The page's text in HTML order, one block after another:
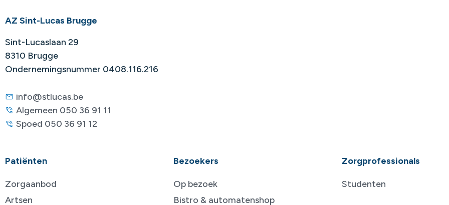
AZ Sint-Lucas Brugge
Sint-Lucaslaan 29
8310 Brugge
Ondernemingsnummer 0408.116.216
info@stlucas.be
Algemeen 050 36 91 11
Spoed 050 36 91 12
Patiënten
Zorgaanbod
Artsen
Bezoekers
Op bezoek
Bistro & automatenshop
Zorgprofessionals
Studenten